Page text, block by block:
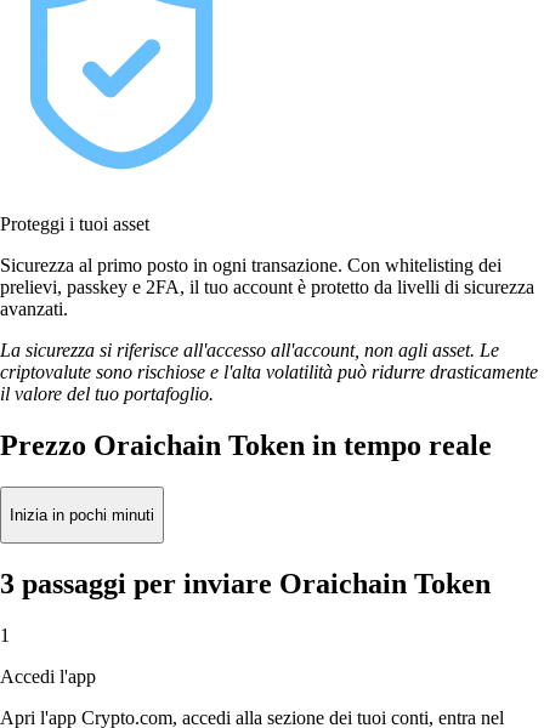
Proteggi i tuoi asset
Sicurezza al primo posto in ogni transazione. Con whitelisting dei
prelievi, passkey e 2FA, il tuo account è protetto da livelli di sicurezza
avanzati.
La sicurezza si riferisce all'accesso all'account, non agli asset. Le
criptovalute sono rischiose e l'alta volatilità può ridurre drasticamente
il valore del tuo portafoglio.
Prezzo Oraichain Token in tempo reale
Inizia in pochi minuti
3 passaggi per inviare Oraichain Token
1
Accedi l'app
Apri l'app Crypto.com, accedi alla sezione dei tuoi conti, entra nel